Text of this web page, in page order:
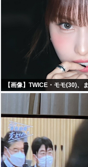
【画像】TWICE・モモ(30)